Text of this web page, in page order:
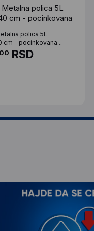
Metalna polica 5L
cm - pocinkovana
polica 5L
cm - pocinkovana...
00 RSD